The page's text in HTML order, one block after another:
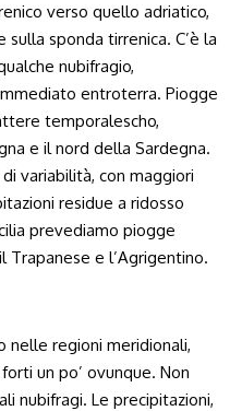
verso quello adriatico,
sponda tirrenica. C’è la
nubifragio,
entroterra. Piogge
temporalescho,
e il nord della Sardegna.
variabilità, con maggiori
residue a ridosso
prevediamo piogge
Trapanese e l’Agrigentino.
nelle regioni meridionali,
un po’ ovunque. Non
nubifragi. Le precipitazioni,